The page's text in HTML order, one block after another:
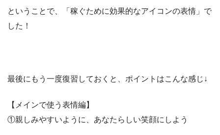
ということで、「稼ぐために効果的なアイコンの表情」で
した！
最後にもう一度復習しておくと、ポイントはこんな感じ↓
【メインで使う表情編】
①親しみやすいように、あなたらしい笑顔にしよう